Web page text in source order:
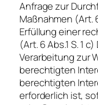
Anfrage zur
Maßnahmen (Art.
Erfüllung einer
(Art. 6 Abs.1 S. 1
Verarbeitung zur
berechtigten
berechtigten
erforderlich ist,